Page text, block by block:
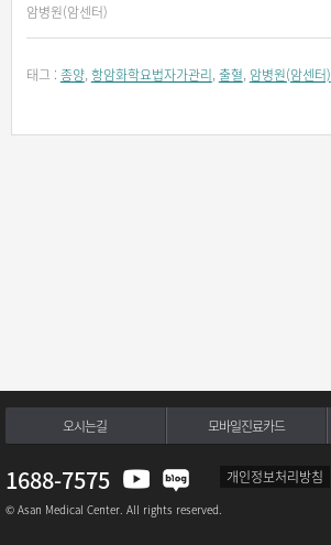
암병원(암센터)
태그 : 종양, 항암화학요법자가관리, 출혈, 암병원(암센터)
오시는길 모바일진료카드
1688-7575 개인정보처리방침
© Asan Medical Center. All rights reserved.